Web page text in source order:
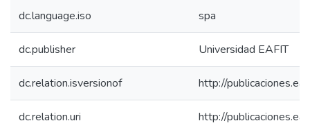
dc.language.iso spa
dc.publisher Universidad EAFIT
dc.relation.isversionof http://
dc.relation.uri http://